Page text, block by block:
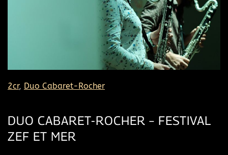
2cr, Duo Cabaret-Rocher
DUO CABARET-ROCHER – FESTIVAL
ZEF ET MER